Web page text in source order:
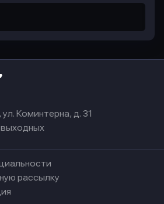
Коминтерна, д. 31
выходных
рассылку